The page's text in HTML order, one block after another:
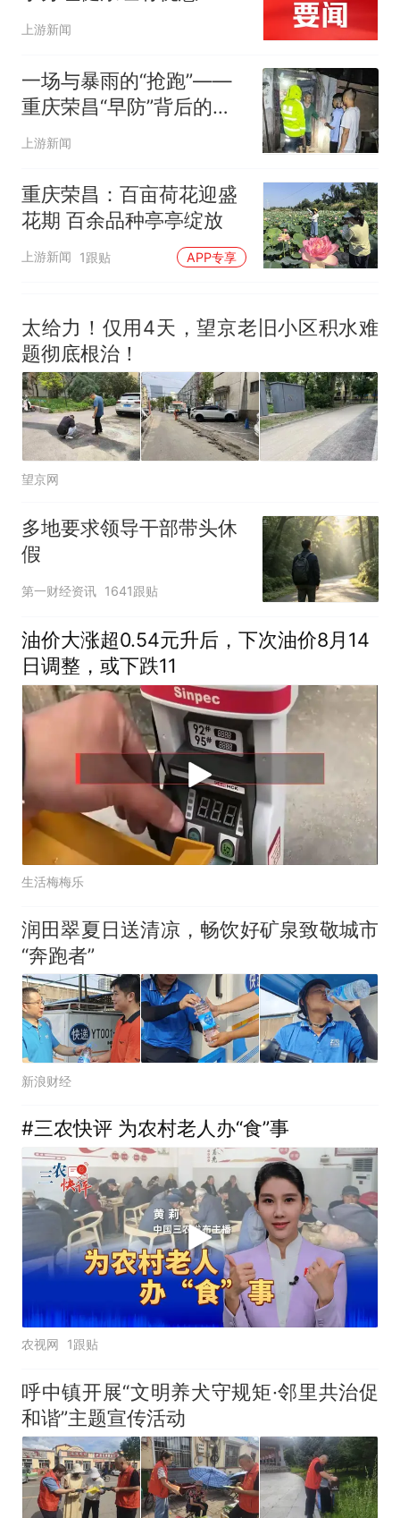
上游新闻
一场与暴雨的“抢跑”——
重庆荣昌“早防”背后的速
度与温情
上游新闻
重庆荣昌：百亩荷花迎盛
花期 百余品种亭亭绽放
上游新闻 1跟贴 APP专享
太给力！仅用4天，望京老旧小区积水难
题彻底根治！
望京网
多地要求领导干部带头休
假
第一财经资讯 1641跟贴
油价大涨超0.54元升后，下次油价8月14
日调整，或下跌11
生活梅梅乐
润田翠夏日送清凉，畅饮好矿泉致敬城市
“奔跑者”
新浪财经
#三农快评 为农村老人办“食”事
农视网 1跟贴
呼中镇开展“文明养犬守规矩·邻里共治促
和谐”主题宣传活动